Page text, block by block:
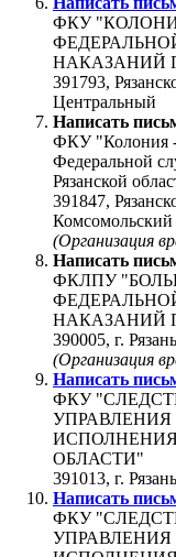
ФКУ
НАКАЗАНИЙ
391793,
Центральный
Написать
ФКУ "Колония -
Федеральной
Рязанской
391847,
Комсомольский
(Организация
Написать
ФКЛПУ
НАКАЗАНИЙ
390005, г.
(Организация
Написать
ФКУ
ОБЛАСТИ"
391013, г.
Написать
ФКУ